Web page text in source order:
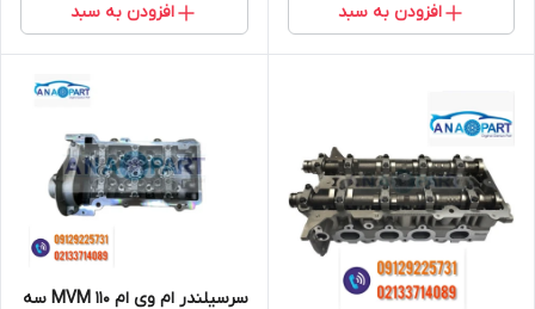
افزودن به سبد افزودن به سبد
سرسیلندر ام وی ام ۱۱۰ MVM سه